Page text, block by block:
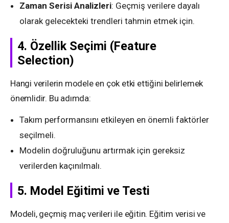
Zaman Serisi Analizleri: Geçmiş verilere dayalı
olarak gelecekteki trendleri tahmin etmek için.
4. Özellik Seçimi (Feature
Selection)
Hangi verilerin modele en çok etki ettiğini belirlemek
önemlidir. Bu adımda:
Takım performansını etkileyen en önemli faktörler
seçilmeli.
Modelin doğruluğunu artırmak için gereksiz
verilerden kaçınılmalı.
5. Model Eğitimi ve Testi
Modeli, geçmiş maç verileri ile eğitin. Eğitim verisi ve